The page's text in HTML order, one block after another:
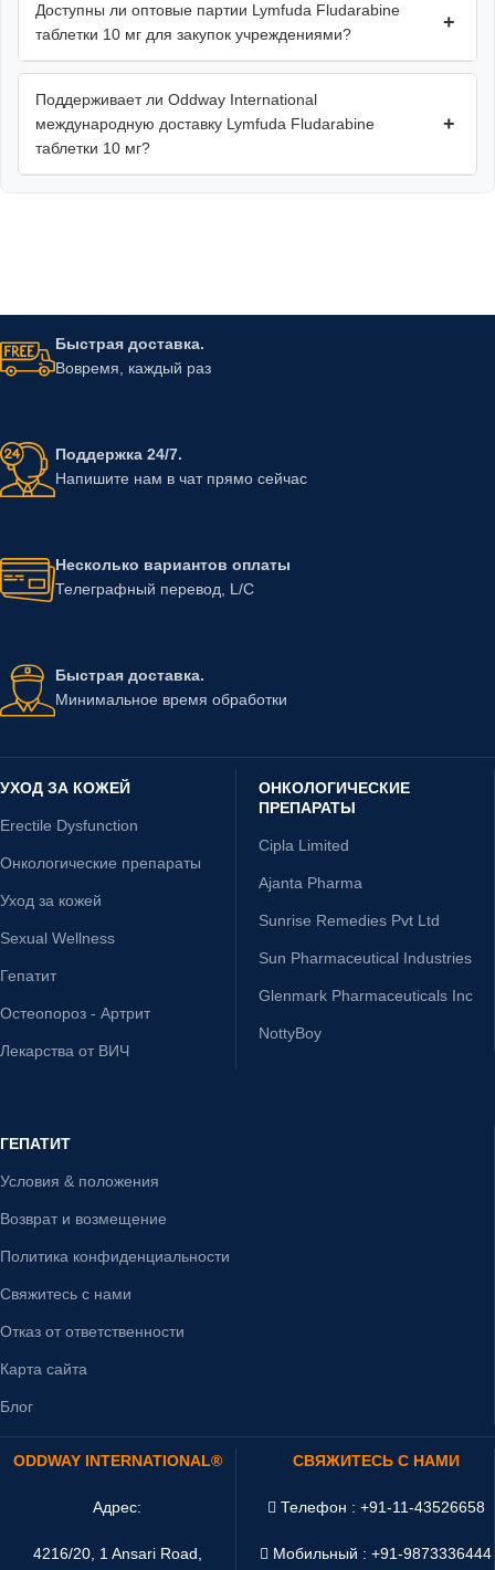
Доступны ли оптовые партии Lymfuda Fludarabine
таблетки 10 мг для закупок учреждениями?
+
Поддерживает ли Oddway International
международную доставку Lymfuda Fludarabine
таблетки 10 мг?
+
Быстрая доставка.
Вовремя, каждый раз
Поддержка 24/7.
Напишите нам в чат прямо сейчас
Несколько вариантов оплаты
Телеграфный перевод, L/C
Быстрая доставка.
Минимальное время обработки
УХОД ЗА КОЖЕЙ
Erectile Dysfunction
Онкологические препараты
Уход за кожей
Sexual Wellness
Гепатит
Остеопороз - Артрит
Лекарства от ВИЧ
ОНКОЛОГИЧЕСКИЕ
ПРЕПАРАТЫ
Cipla Limited
Ajanta Pharma
Sunrise Remedies Pvt Ltd
Sun Pharmaceutical Industries
Glenmark Pharmaceuticals Inc
NottyBoy
ГЕПАТИТ
Условия & положения
Возврат и возмещение
Политика конфиденциальности
Свяжитесь с нами
Отказ от ответственности
Карта сайта
Блог
ODDWAY INTERNATIONAL®
Адрес:
4216/20, 1 Ansari Road,
СВЯЖИТЕСЬ С НАМИ
Телефон : +91-11-43526658
Мобильный : +91-9873336444